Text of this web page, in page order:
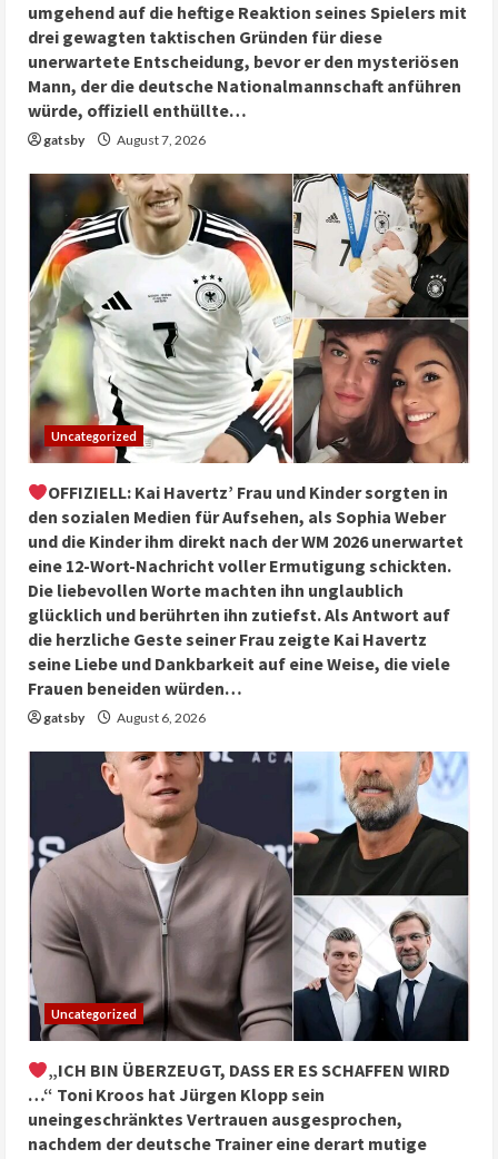
umgehend auf die heftige Reaktion seines Spielers mit
drei gewagten taktischen Gründen für diese
unerwartete Entscheidung, bevor er den mysteriösen
Mann, der die deutsche Nationalmannschaft anführen
würde, offiziell enthüllte…
gatsby August 7, 2026
Uncategorized
OFFIZIELL: Kai Havertz’ Frau und Kinder sorgten in
den sozialen Medien für Aufsehen, als Sophia Weber
und die Kinder ihm direkt nach der WM 2026 unerwartet
eine 12-Wort-Nachricht voller Ermutigung schickten.
Die liebevollen Worte machten ihn unglaublich
glücklich und berührten ihn zutiefst. Als Antwort auf
die herzliche Geste seiner Frau zeigte Kai Havertz
seine Liebe und Dankbarkeit auf eine Weise, die viele
Frauen beneiden würden…
gatsby August 6, 2026
Uncategorized
„ICH BIN ÜBERZEUGT, DASS ER ES SCHAFFEN WIRD
…“ Toni Kroos hat Jürgen Klopp sein
uneingeschränktes Vertrauen ausgesprochen,
nachdem der deutsche Trainer eine derart mutige